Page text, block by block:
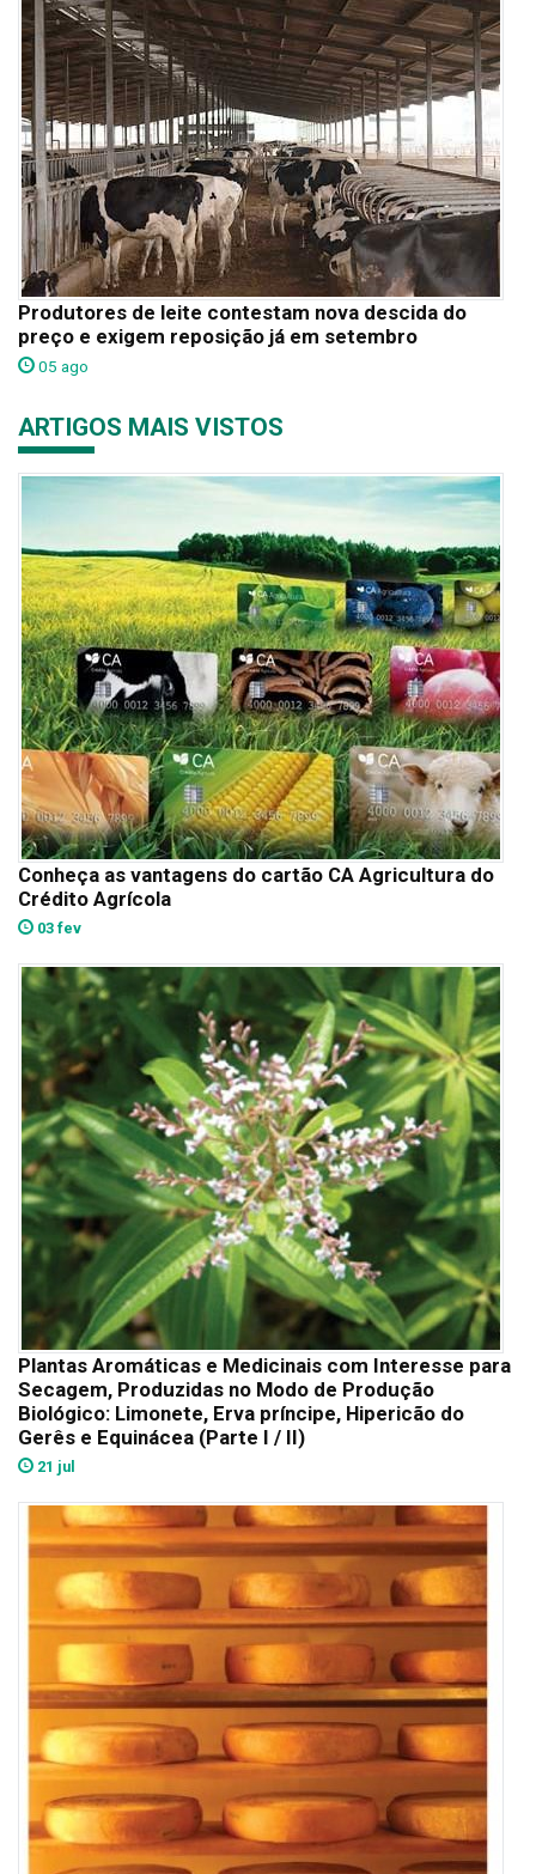
Produtores de leite contestam nova descida do
preço e exigem reposição já em setembro
05 ago
ARTIGOS MAIS VISTOS
Conheça as vantagens do cartão CA Agricultura do
Crédito Agrícola
03 fev
Plantas Aromáticas e Medicinais com Interesse para
Secagem, Produzidas no Modo de Produção
Biológico: Limonete, Erva príncipe, Hipericão do
Gerês e Equinácea (Parte I / II)
21 jul